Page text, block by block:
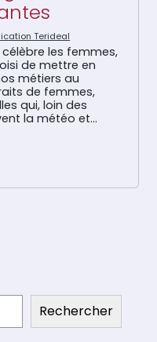
Terideal
les femmes,
de mettre en
métiers au
de femmes,
qui, loin des
la météo et
que […]
Rechercher